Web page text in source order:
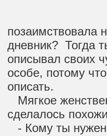
позаимствовала
дневник? Тогда
описывал своих
особе, потому
описать.
Мягкое
сделалось
- Кому ты